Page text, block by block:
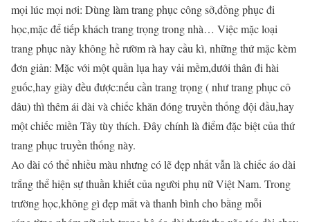
mọi lúc mọi nơi: Dùng làm trang phục công sở,đồng phục đi
học,mặc để tiếp khách trang trọng trong nhà… Việc mặc loại
trang phục này không hề rườm rà hay cầu kì, những thứ mặc kèm
đơn giản: Mặc với một quần lụa hay vải mềm,dưới thân đi hài
guốc,hay giày đều được:nếu cần trang trọng ( như trang phục cô
dâu) thì thêm ái dài và chiếc khăn đóng truyền thống đội đầu,hay
một chiếc miền Tây tùy thích. Đây chính là điểm đặc biệt của thứ
trang phục truyền thống này.
Ao dài có thể nhiều màu nhưng có lẽ đẹp nhất vẫn là chiếc áo dài
trắng thể hiện sự thuần khiết của người phụ nữ Việt Nam. Trong
trường học,không gì đẹp mắt và thanh bình cho bằng mỗi